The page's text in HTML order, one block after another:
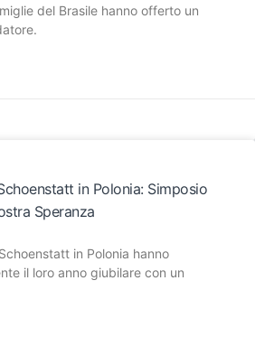
del Brasile hanno offerto un
in Polonia: Simposio
Speranza
in Polonia hanno
il loro anno giubilare con un